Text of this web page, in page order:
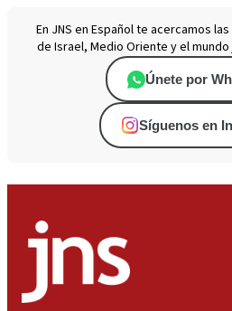
En JNS en Español te acercamos
de Israel, Medio Oriente y el
Únete por
Síguenos en